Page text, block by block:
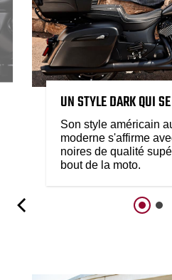
UN STYLE DARK QUI
Son style américain
moderne s'affirme
noires de qualité
bout de la moto.